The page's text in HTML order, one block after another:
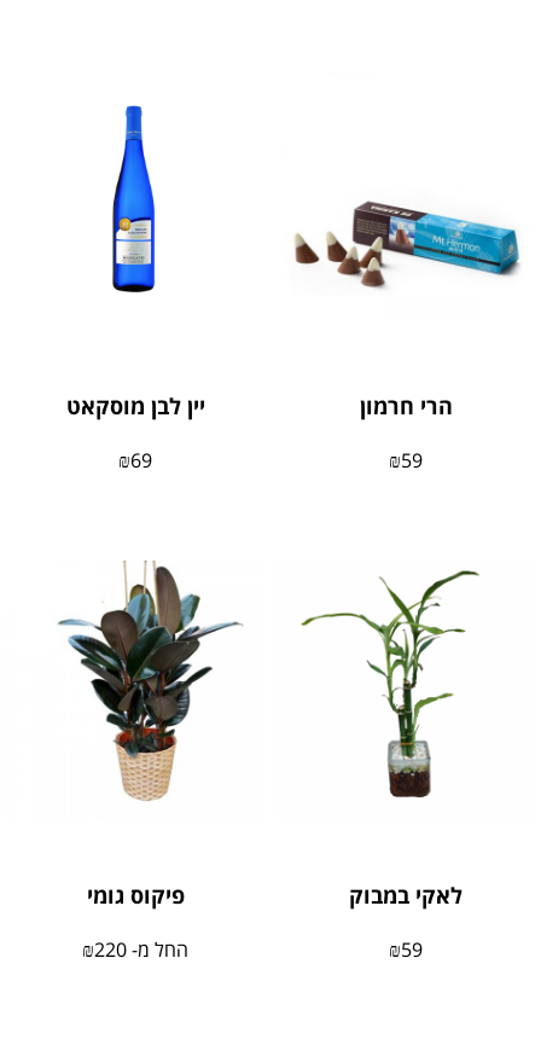
הרי חרמון
₪59
יין לבן מוסקאט
₪69
לאקי במבוק
₪59
פיקוס גומי
החל מ- ₪220